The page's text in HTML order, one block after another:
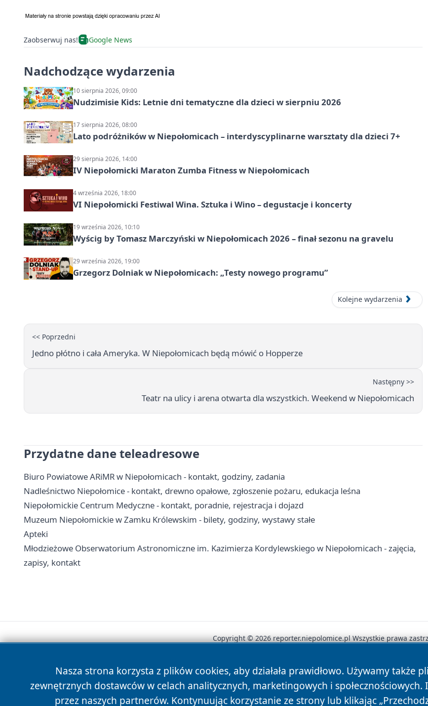
Zaobserwuj nas! Google News
Nadchodzące wydarzenia
10 sierpnia 2026, 09:00
Nudzimisie Kids: Letnie dni tematyczne dla dzieci w sierpniu 2026
17 sierpnia 2026, 08:00
Lato podróżników w Niepołomicach – interdyscyplinarne warsztaty dla dzieci 7+
29 sierpnia 2026, 14:00
IV Niepołomicki Maraton Zumba Fitness w Niepołomicach
4 września 2026, 18:00
VI Niepołomicki Festiwal Wina. Sztuka i Wino – degustacje i koncerty
19 września 2026, 10:10
Wyścig by Tomasz Marczyński w Niepołomicach 2026 – finał sezonu na gravelu
29 września 2026, 19:00
Grzegorz Dolniak w Niepołomicach: „Testy nowego programu”
Kolejne wydarzenia
<< Poprzedni
Jedno płótno i cała Ameryka. W Niepołomicach będą mówić o Hopperze
Następny >>
Teatr na ulicy i arena otwarta dla wszystkich. Weekend w Niepołomicach
Przydatne dane teleadresowe
Biuro Powiatowe ARiMR w Niepołomicach - kontakt, godziny, zadania
Nadleśnictwo Niepołomice - kontakt, drewno opałowe, zgłoszenie pożaru, edukacja leśna
Niepołomickie Centrum Medyczne - kontakt, poradnie, rejestracja i dojazd
Muzeum Niepołomickie w Zamku Królewskim - bilety, godziny, wystawy stałe
Apteki
Młodzieżowe Obserwatorium Astronomiczne im. Kazimierza Kordylewskiego w Niepołomicach - zajęcia,
zapisy, kontakt
Nasza strona korzysta z plików cookies, aby działała prawidłowo. Używamy
zewnętrznych dostawców w celach analitycznych, marketingowych i
przez naszych partnerów. Kontynuując korzystanie ze strony lub klikając
Copyright © 2026 reporter.niepolomice.pl Wszystkie prawa
News Autorzy Polityka Prywatności Polityka